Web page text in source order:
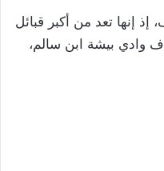
قبيلة رفيدة نحو 300 ألف، إذ إنها تعد من أكبر قبائل
وادي بيشة ابن سالم،